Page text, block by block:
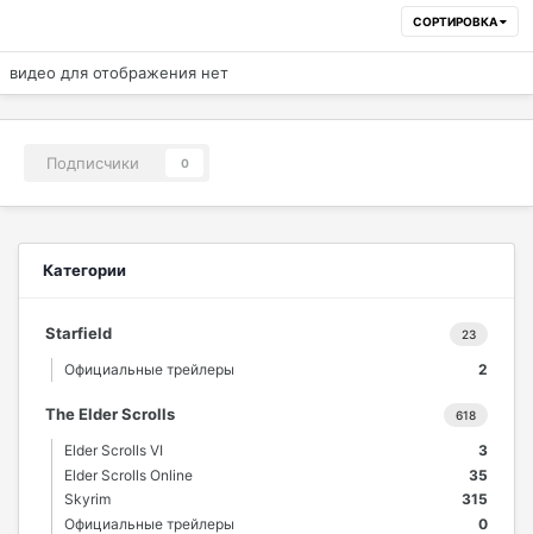
СОРТИРОВКА
видео для отображения нет
Подписчики 0
Категории
23
Starfield
2
Официальные трейлеры
618
The Elder Scrolls
3
Elder Scrolls VI
35
Elder Scrolls Online
315
Skyrim
0
Официальные трейлеры